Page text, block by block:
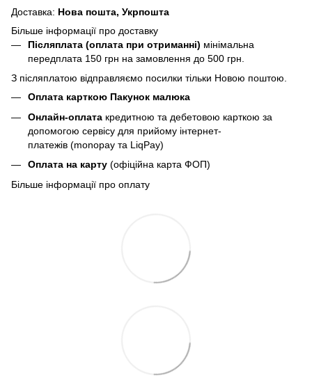
Доставка: Нова пошта, Укрпошта
Більше інформації про доставку
Післяплата (оплата при отриманні) мінімальна
передплата 150 грн на замовлення до 500 грн.
З післяплатою відправляємо посилки тільки Новою поштою.
Оплата карткою Пакунок малюка
Онлайн-оплата кредитною та дебетовою карткою за
допомогою сервісу для прийому інтернет-
платежів (monopay та LiqPay)
Оплата на карту (офіційна карта ФОП)
Більше інформації про оплату